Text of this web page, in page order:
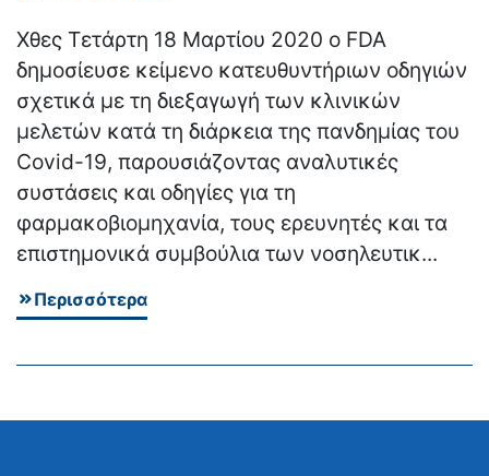
Χθες Τετάρτη 18 Μαρτίου 2020 ο FDA
δημοσίευσε κείμενο κατευθυντήριων οδηγιών
σχετικά με τη διεξαγωγή των κλινικών
μελετών κατά τη διάρκεια της πανδημίας του
Covid-19, παρουσιάζοντας αναλυτικές
συστάσεις και οδηγίες για τη
φαρμακοβιομηχανία, τους ερευνητές και τα
επιστημονικά συμβούλια των νοσηλευτικ...
Περισσότερα